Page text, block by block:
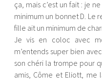
ça, mais c’est un fait : je
minimum un bonnet D. Le
fille ait un minimum de
Je vis en coloc avec
m’entends super bien
son chéri la trompe pour
amis, Côme et Eliott, me